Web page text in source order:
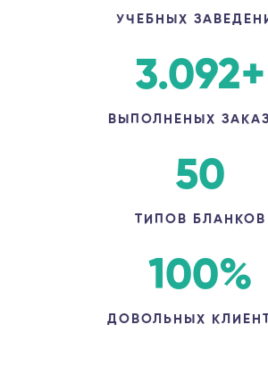
УЧЕБНЫХ
3.092+
ВЫПОЛНЕНЫХ
50
ТИПОВ БЛАНКОВ
100%
ДОВОЛЬНЫХ